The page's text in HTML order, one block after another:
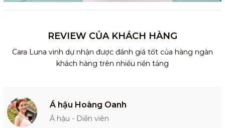
REVIEW CỦA KHÁCH HÀNG
Cara Luna vinh dự nhận được đánh giá tốt của hàng ngàn
khách hàng trên nhiều nền tảng
Á hậu Hoàng Oanh
Á hậu - Diễn viên